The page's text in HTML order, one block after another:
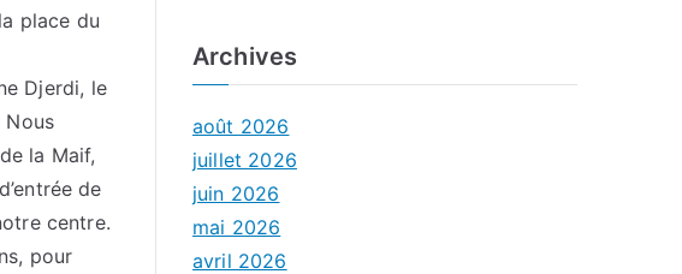
place du
Djerdi, le
Nous
la Maif,
de
centre.
pour
Archives
août 2026
juillet 2026
juin 2026
mai 2026
avril 2026